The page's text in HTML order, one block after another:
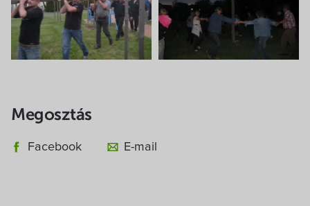
Megosztás
Facebook E-mail